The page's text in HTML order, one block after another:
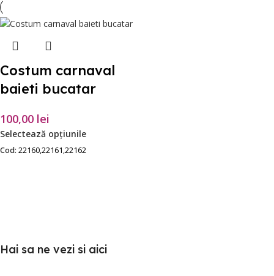
Costum carnaval
baieti bucatar
100,00 lei
Selectează opțiunile
Cod: 22160,22161,22162
Hai sa ne vezi si aici